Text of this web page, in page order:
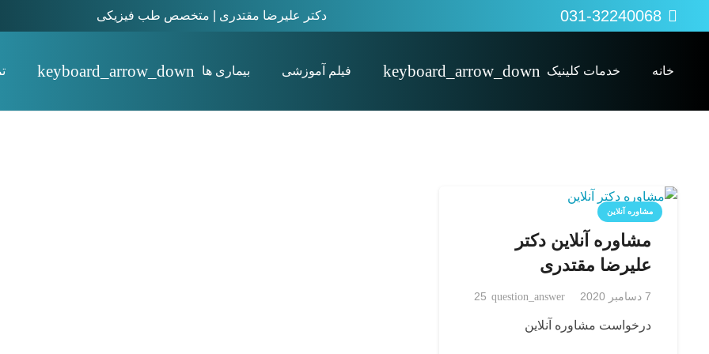
031-32240068 دکتر علیرضا مقتدری | متخصص طب فیزیکی
خانه خدمات کلینیک فیلم آموزشی بیماری ها
مشاوره آنلاین
مشاوره آنلاین دکتر
علیرضا مقتدری
7 دسامبر 2020 question_answer
25
درخواست مشاوره آنلاین